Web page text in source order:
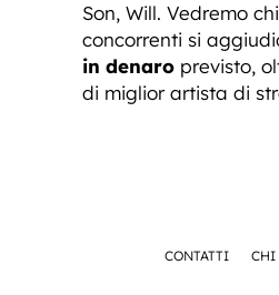
Son, Will. Vedremo
concorrenti si
in denaro previsto,
di miglior artista di
CONTATTI CHI